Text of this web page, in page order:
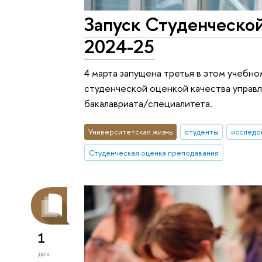
Запуск
2024-25
4 марта запущена третья в этом
студенческой оценкой качества
бакалавриата/специалитета.
Университетская жизнь студенты
Студенческая оценка преподавания
1
дек